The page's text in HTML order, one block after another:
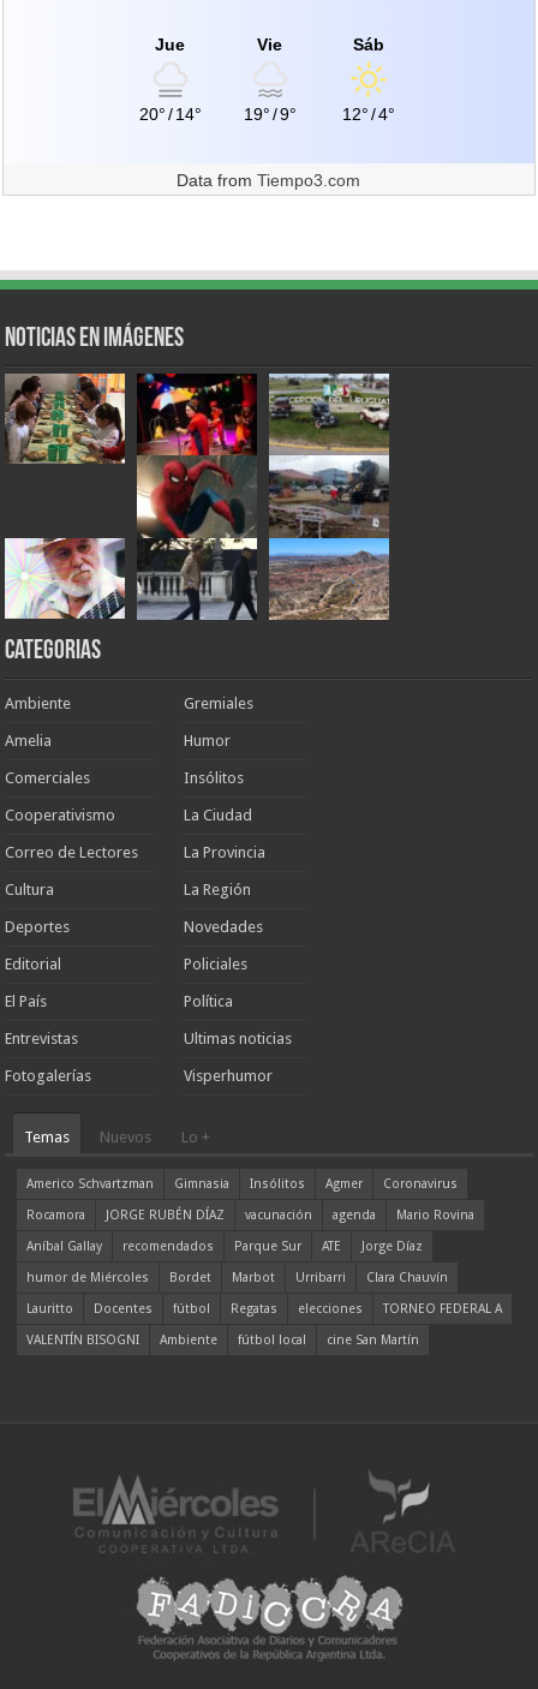
Jue
20°/14°
Vie
19°/9°
Sáb
12°/4°
Data fromTiempo3.com
Noticias en Imágenes
Categorias
Ambiente
Amelia
Comerciales
Cooperativismo
Correo de Lectores
Cultura
Deportes
Editorial
El País
Entrevistas
Fotogalerías
Gremiales
Humor
Insólitos
La Ciudad
La Provincia
La Región
Novedades
Policiales
Política
Ultimas noticias
Visperhumor
Temas Nuevos Lo +
Americo Schvartzman Gimnasia Insólitos Agmer
Coronavirus
Rocamora
JORGE RUBÉN DÍAZ vacunación agenda
Mario Rovina
Aníbal Gallay
recomendados Parque Sur ATE
Jorge Díaz
humor de Miércoles
Bordet Marbot Urribarri
Clara Chauvín
Lauritto
Docentes fútbol Regatas elecciones
TORNEO FEDERAL A
VALENTÍN BISOGNI
Ambiente fútbol local cine San Martín